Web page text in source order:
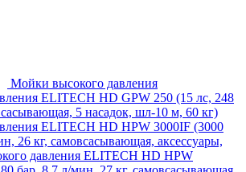
Мойки высокого давления
ELITECH HD GPW 250 (15 лс, 248
5 насадок, шл-10 м, 60 кг)
ELITECH HD HPW 3000IF (3000
26 кг, самовсасывающая, аксессуары,
давления ELITECH HD HPW